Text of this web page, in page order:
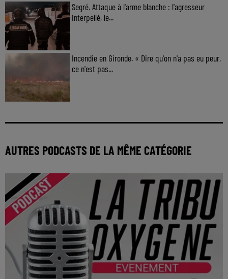
Segré. Attaque à l'arme blanche : l'agresseur
interpellé, le...
Incendie en Gironde. « Dire qu'on n'a pas eu peur,
ce n'est pas...
AUTRES PODCASTS DE LA MÊME CATÉGORIE